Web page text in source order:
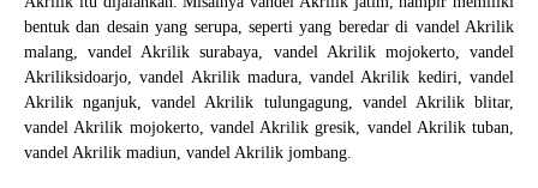
bentuk dan desain yang serupa, seperti yang beredar di vandel Akrilik
malang, vandel Akrilik surabaya, vandel Akrilik mojokerto, vandel
Akriliksidoarjo, vandel Akrilik madura, vandel Akrilik kediri, vandel
Akrilik nganjuk, vandel Akrilik tulungagung, vandel Akrilik blitar,
vandel Akrilik mojokerto, vandel Akrilik gresik, vandel Akrilik tuban,
vandel Akrilik madiun, vandel Akrilik jombang.